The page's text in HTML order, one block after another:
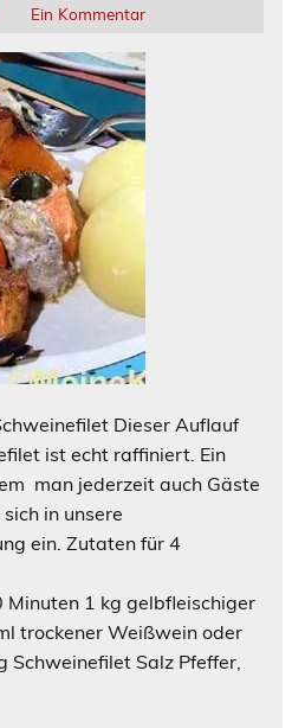
Ein Kommentar
Dieser Auflauf
ist echt raffiniert. Ein
man jederzeit auch Gäste
in unsere
ein. Zutaten für 4
1 kg gelbfleischiger
trockener Weißwein oder
Schweinefilet Salz Pfeffer,